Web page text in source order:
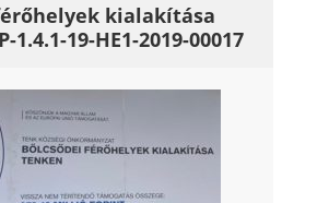
kialakítása
1.4.1-19-HE1-2019-00017